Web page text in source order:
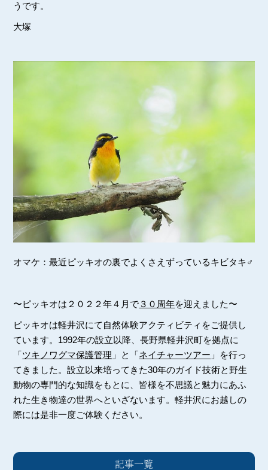
うです。
大塚
オマケ：最近ピッキオの裏でよくさえずっているキビタキ♂
〜ピッキオは２０２２年４月で３０周年を迎えました〜
ピッキオは軽井沢にて自然体験アクティビティをご提供し
ています。1992年の設立以降、長野県軽井沢町を拠点に
「ツキノワグマ保護管理 」と「ネイチャーツアー 」を行っ
てきました。設立以来培ってきた30年のガイド技術と野生
動物の専門的な知識をもとに、皆様を不思議と魅力にあふ
れた生き物達の世界へといざないます。軽井沢にお越しの
際には是非一度ご体験ください。
記事一覧